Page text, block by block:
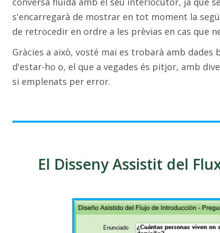
s'encarregarà de mostrar en tot moment la
de retrocedir en ordre a les prèvias en cas que
Gràcies a això, vosté mai es trobarà amb dades
d'estar-ho o, el que a vegades és pitjor, amb
si emplenats per error.
El Disseny Assistit del